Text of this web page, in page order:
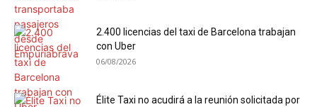
2.400 licencias del taxi de Barcelona trabajan
con Uber
06/08/2026
Élite Taxi no acudirá a la reunión solicitada por